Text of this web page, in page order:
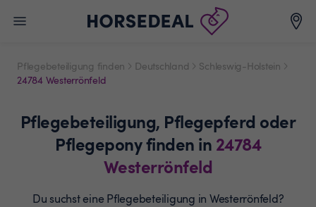
Pflegebeteiligung finden Deutschland
Schleswig-Holstein
24784 Westerrönfeld
Pflegebeteiligung, Pflegepferd oder
Pflegeponyfinden in 24784
Westerrönfeld
Du suchst eine Pflegebeteiligung in Westerrönfeld?